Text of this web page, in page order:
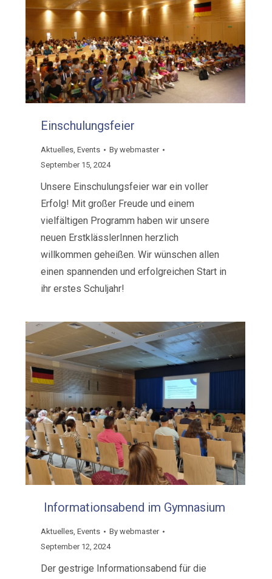
Einschulungsfeier
Aktuelles,Events Bywebmaster
September 15, 2024
Unsere Einschulungsfeier war ein voller
Erfolg! Mit großer Freude und einem
vielfältigen Programm haben wir unsere
neuen ErstklässlerInnen herzlich
willkommen geheißen. Wir wünschen allen
einen spannenden und erfolgreichen Start in
ihr erstes Schuljahr!
Informationsabend im Gymnasium
Aktuelles,Events Bywebmaster
September 12, 2024
Der gestrige Informationsabend für die